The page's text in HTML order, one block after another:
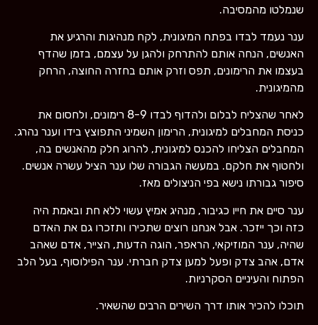
שנמלטו מהמסיבה.
ענר נעמד לבדו בפתח המיגונית, לקח מנהיגות והרגיע את
האנשים, הנחה אותם להתרחק ולהגן על עצמם, בזמן שהדף
בעצמו את הרימונים, תפס וזרק אותם בחזרה החוצה, הרחק
מהמיגונית.
לאחר שהצליח לבלום ולהדוף לבדו 8-9 רימונים, ולחסום את
כניסת המחבלים למיגונית, הרימון השמיני התפוצץ בידו וענר נהרג.
המחבלים הצליחו להכנס למיגונית, להרוג חלק מהאנשים בה,
ולחטוף את חלקם. במעשה הגבורה שלו ענר הציל עשרה אנשים.
סיפור גבורתו נישא בפי הניצולים מאז.
ענר סיים את חייו כגיבור, מנהיג אמיץ עשוי ללא חת ובאמת היה
כזה וכך ייזכר. אבל אנחנו רוצים שתכירו ותזכרו גם את האדם
שהיה, ענר המוזיקאי, הראפר, הוגה הדעות, הצייר, אדם שאהב
אדם, אהב צדק ופעל למען צדק חברתי. ענר הפילוסוף, בעל הלב
הפתוח והעיניים הסקרניות.
תוכלו להכיר אותו דרך השירים הרבים שהשאיר.